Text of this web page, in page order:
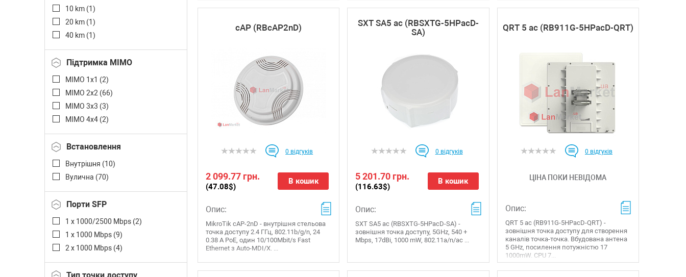
10 km (1)
20 km (1)
40 km (1)
Підтримка MIMO
MIMO 1x1 (2)
MIMO 2x2 (66)
MIMO 3x3 (3)
MIMO 4x4 (2)
Встановлення
Внутрішня (10)
Вулична (70)
Порти SFP
1 x 1000/2500 Mbps (2)
1 x 1000 Mbps (9)
2 x 1000 Mbps (4)
cAP (RBcAP2nD)
0 відгуків
2 099.77 грн.
(47.08$)
В кошик
Опис:
MikroTik cAP-2nD - внутрішня стельова
точка доступу 2.4 ГГц, 802.11b/g/n, 24
0.38 A PoE, один 10/100Mbit/s Fast
Ethernet з Auto-MDI/X. ...
SXT SA5 ac (RBSXTG-5HPacD-
SA)
0 відгуків
5 201.70 грн.
(116.63$)
В кошик
Опис:
SXT SA5 ac (RBSXTG-5HPacD-SA) -
зовнішня точка доступу, 5GHz, 540 +
Mbps, 17dBi, 1000 mW, 802.11a/n/ac ...
QRT 5 ac (RB911G-5HPacD-QRT)
0 відгуків
ЦІНА ПОКИ НЕВІДОМА
Опис:
QRT 5 ac (RB911G-5HPacD-QRT) -
зовнішня точка доступу для створення
каналів точка-точка. Вбудована антена
5 GHz, посилення потужністю 17
1000mW. CPU 7...